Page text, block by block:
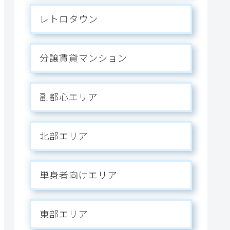
レトロタウン
分譲賃貸マンション
副都心エリア
北部エリア
単身者向けエリア
東部エリア